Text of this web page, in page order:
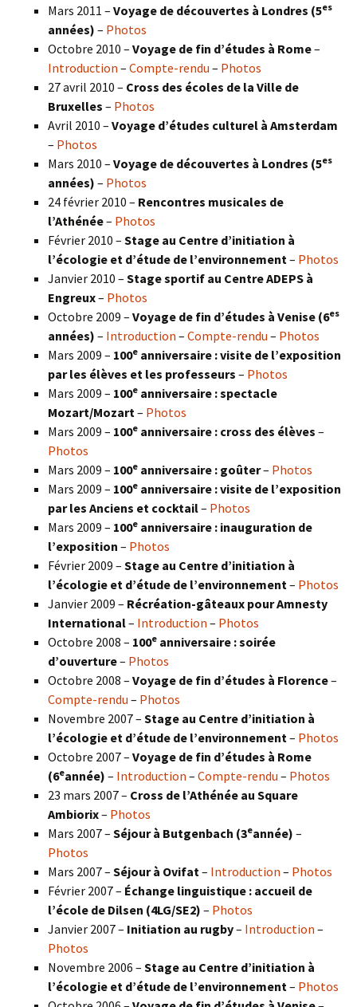
Mars 2011 – Voyage de découvertes à Londres (5es
années) – Photos
Octobre 2010 – Voyage de fin d’études à Rome–
Introduction – Compte-rendu – Photos
27 avril 2010 – Cross des écoles de la Ville de
Bruxelles – Photos
Avril 2010 – Voyage d’études culturel à Amsterdam
– Photos
Mars 2010 – Voyage de découvertes à Londres (5es
années) – Photos
24 février 2010 – Rencontres musicales de
l’Athénée– Photos
Février 2010 – Stage au Centre d’initiation à
l’écologie et d’étude de l’environnement – Photos
Janvier 2010 – Stage sportif au Centre ADEPS à
Engreux– Photos
Octobre 2009 – Voyage de fin d’études à Venise (6es
années) – Introduction – Compte-rendu – Photos
Mars 2009 – 100e anniversaire : visite de l’exposition
par les élèves et les professeurs – Photos
Mars 2009 – 100e anniversaire : spectacle
Mozart/Mozart – Photos
Mars 2009 – 100e anniversaire : cross des élèves –
Photos
Mars 2009 – 100e anniversaire : goûter– Photos
Mars 2009 – 100e anniversaire : visite de l’exposition
par les Anciens et cocktail– Photos
Mars 2009 – 100e anniversaire : inauguration de
l’exposition – Photos
Février 2009 – Stage au Centre d’initiation à
l’écologie et d’étude de l’environnement – Photos
Janvier 2009 – Récréation-gâteaux pour Amnesty
International– Introduction – Photos
Octobre 2008 – 100e anniversaire : soirée
d’ouverture– Photos
Octobre 2008 – Voyage de fin d’études à Florence–
Compte-rendu – Photos
Novembre 2007 – Stage au Centre d’initiation à
l’écologie et d’étude de l’environnement – Photos
Octobre 2007 – Voyage de fin d’études à Rome
(6eannée) – Introduction – Compte-rendu – Photos
23 mars 2007 – Cross de l’Athénée au Square
Ambiorix– Photos
Mars 2007 – Séjour à Butgenbach (3eannée) –
Photos
Mars 2007 – Séjour à Ovifat – Introduction – Photos
Février 2007 – Échange linguistique : accueil de
l’école de Dilsen (4LG/SE2) – Photos
Janvier 2007 – Initiation au rugby– Introduction –
Photos
Novembre 2006 – Stage au Centre d’initiation à
l’écologie et d’étude de l’environnement – Photos